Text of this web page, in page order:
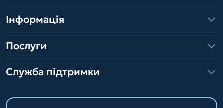
Інформація
Послуги
Служба підтримки